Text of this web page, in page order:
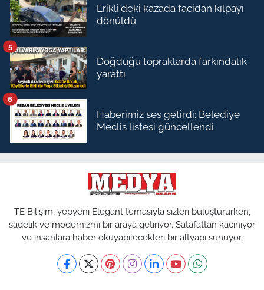
Erikli'deki kazada facidan kılpayı
dönüldü
Doğduğu topraklarda farkındalık
yarattı
5
Haberimiz ses getirdi: Belediye
Meclis listesi güncellendi
6
TE Bilişim, yepyeni Elegant temasıyla sizleri buluştururken,
sadelik ve modernizmi bir araya getiriyor. Şatafattan kaçınıyor
ve insanlara haber okuyabilecekleri bir altyapı sunuyor.